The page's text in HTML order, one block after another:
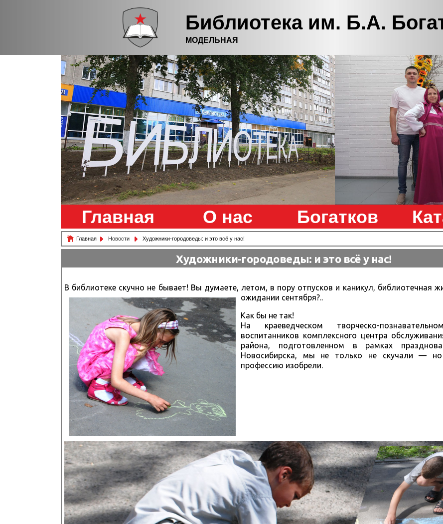
Библиотека им. Б.А.
МОДЕЛЬНАЯ
Главная О нас Богатков
Главная Новости Художники-городоведы: и это всё у нас!
Художники-городоведы: и это всё у нас!
В библиотеке скучно не бывает! Вы думаете, летом, в пору отпусков и каникул, библиотечная
ожидании сентября?..
Как бы не так!
На краеведческом творческо-
воспитанников комплексного центра
района, подготовленном в рамках
Новосибирска, мы не только не скучали —
профессию изобрели.